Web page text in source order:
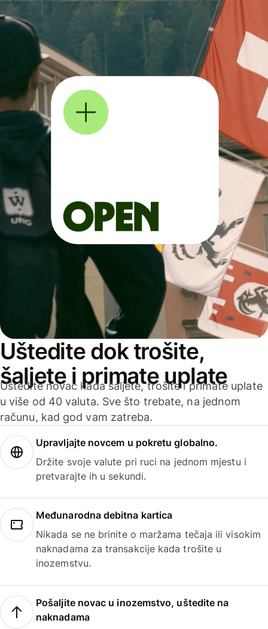
Uštedite dok trošite,
šaljete i primate uplate
Uštedite novac kada šaljete, trošite i primate uplate
u više od 40 valuta. Sve što trebate, na jednom
računu, kad god vam zatreba.
Upravljajte novcem u pokretu globalno.
Držite svoje valute pri ruci na jednom mjestu i
pretvarajte ih u sekundi.
Međunarodna debitna kartica
Nikada se ne brinite o maržama tečaja ili visokim
naknadama za transakcije kada trošite u
inozemstvu.
Pošaljite novac u inozemstvo, uštedite na
naknadama